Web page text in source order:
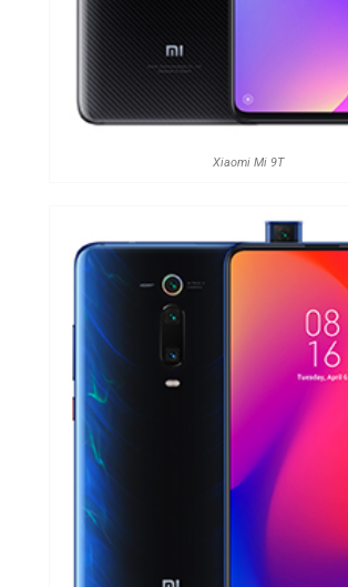
Xiaomi Mi 9T